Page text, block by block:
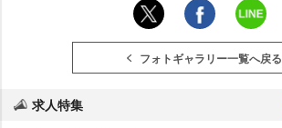
フォトギャラリー一覧へ戻る
求人特集